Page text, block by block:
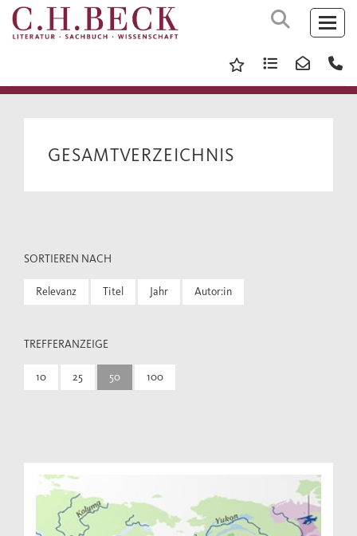
GESAMTVERZEICHNIS
SORTIEREN NACH
Relevanz Titel Jahr Autor:in
TREFFERANZEIGE
10 25 50 100